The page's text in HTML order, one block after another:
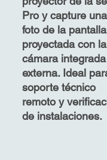
Pro y capture una
foto de la pantalla
proyectada con la
cámara
externa. Ideal
soporte técnico
remoto y
de instalaciones.